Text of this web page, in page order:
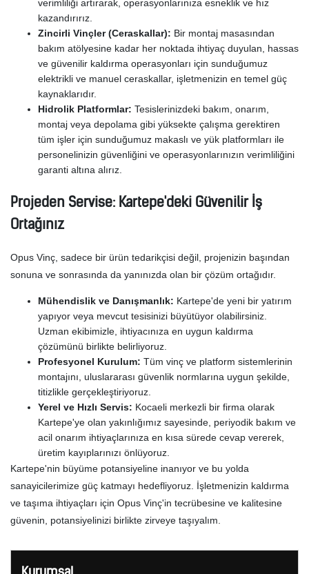
verimliliği artırarak, operasyonlarınıza esneklik ve hız
kazandırırız.
Zincirli Vinçler (Ceraskallar): Bir montaj masasından
bakım atölyesine kadar her noktada ihtiyaç duyulan, hassas
ve güvenilir kaldırma operasyonları için sunduğumuz
elektrikli ve manuel ceraskallar, işletmenizin en temel güç
kaynaklarıdır.
Hidrolik Platformlar: Tesislerinizdeki bakım, onarım,
montaj veya depolama gibi yüksekte çalışma gerektiren
tüm işler için sunduğumuz makaslı ve yük platformları ile
personelinizin güvenliğini ve operasyonlarınızın verimliliğini
garanti altına alırız.
Projeden Servise: Kartepe'deki Güvenilir İş
Ortağınız
Opus Vinç, sadece bir ürün tedarikçisi değil, projenizin başından
sonuna ve sonrasında da yanınızda olan bir çözüm ortağıdır.
Mühendislik ve Danışmanlık: Kartepe'de yeni bir yatırım
yapıyor veya mevcut tesisinizi büyütüyor olabilirsiniz.
Uzman ekibimizle, ihtiyacınıza en uygun kaldırma
çözümünü birlikte belirliyoruz.
Profesyonel Kurulum: Tüm vinç ve platform sistemlerinin
montajını, uluslararası güvenlik normlarına uygun şekilde,
titizlikle gerçekleştiriyoruz.
Yerel ve Hızlı Servis: Kocaeli merkezli bir firma olarak
Kartepe'ye olan yakınlığımız sayesinde, periyodik bakım ve
acil onarım ihtiyaçlarınıza en kısa sürede cevap vererek,
üretim kayıplarınızı önlüyoruz.
Kartepe'nin büyüme potansiyeline inanıyor ve bu yolda
sanayicilerimize güç katmayı hedefliyoruz. İşletmenizin kaldırma
ve taşıma ihtiyaçları için Opus Vinç'in tecrübesine ve kalitesine
güvenin, potansiyelinizi birlikte zirveye taşıyalım.